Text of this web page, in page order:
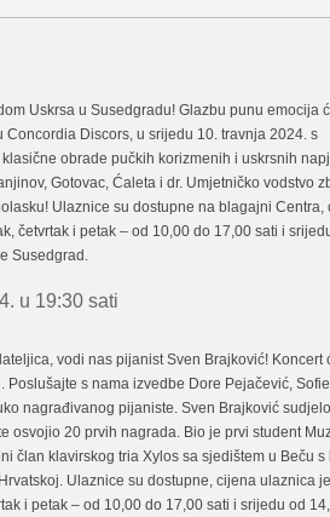
Uskrsa u Susedgradu! Glazbu punu emocija
Discors, u srijedu 10. travnja 2024. s
obrade pučkih korizmenih i uskrsnih
Gotovac, Ćaleta i dr. Umjetničko vodstvo
Ulaznice su dostupne na blagajni Centra,
četvrtak i petak – od 10,00 do 17,00 sati i
Susedgrad.
u 19:30 sati
vodi nas pijanist Sven Brajković! Koncert
s nama izvedbe Dore Pejačević, Sofie
nagrađivanog pijaniste. Sven Brajković
osvojio 20 prvih nagrada. Bio je prvi student
član klavirskog tria Xylos sa sjedištem u Beču s
Ulaznice su dostupne, cijena ulaznica
i petak – od 10,00 do 17,00 sati i srijedu od